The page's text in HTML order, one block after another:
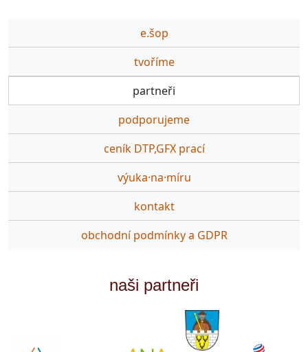
e.šop
tvoříme
partneři
podporujeme
ceník DTP,GFX prací
výuka·na·míru
kontakt
obchodní podmínky a GDPR
naši partneři